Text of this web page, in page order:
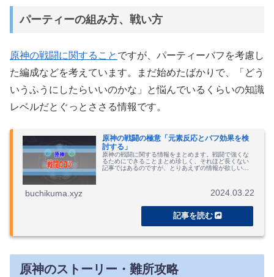
パーティーの組み方、戦い方
原神の戦闘に関すること ですが、パーティーバフを考慮し
た編成などを考えています。まだ始めたばかりで、「どう
いうふうにしたらいいのかな」と悩んでいるくらいの知識
レベルだとぐっとささる情報です。
原神の戦闘の極意「元素反応とバフ効果を検
討する」
原神の戦闘に関する情報をまとめます。戦闘で強くな
るためにできることまとめ珍しく、それほど長くない
記事ではあるのですが、とりあえずの情報が欲しい方
buchikuma.xyz 2024.03.22
原神のストーリー・難所攻略